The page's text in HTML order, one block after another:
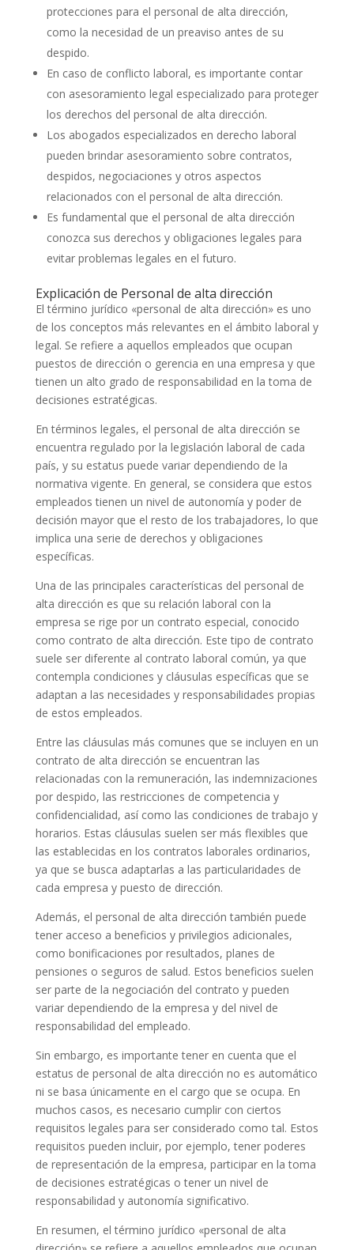
protecciones para el personal de alta dirección,
como la necesidad de un preaviso antes de su
despido.
En caso de conflicto laboral, es importante contar
con asesoramiento legal especializado para proteger
los derechos del personal de alta dirección.
Los abogados especializados en derecho laboral
pueden brindar asesoramiento sobre contratos,
despidos, negociaciones y otros aspectos
relacionados con el personal de alta dirección.
Es fundamental que el personal de alta dirección
conozca sus derechos y obligaciones legales para
evitar problemas legales en el futuro.
Explicación de Personal de alta dirección
El término jurídico «personal de alta dirección» es uno
de los conceptos más relevantes en el ámbito laboral y
legal. Se refiere a aquellos empleados que ocupan
puestos de dirección o gerencia en una empresa y que
tienen un alto grado de responsabilidad en la toma de
decisiones estratégicas.
En términos legales, el personal de alta dirección se
encuentra regulado por la legislación laboral de cada
país, y su estatus puede variar dependiendo de la
normativa vigente. En general, se considera que estos
empleados tienen un nivel de autonomía y poder de
decisión mayor que el resto de los trabajadores, lo que
implica una serie de derechos y obligaciones
específicas.
Una de las principales características del personal de
alta dirección es que su relación laboral con la
empresa se rige por un contrato especial, conocido
como contrato de alta dirección. Este tipo de contrato
suele ser diferente al contrato laboral común, ya que
contempla condiciones y cláusulas específicas que se
adaptan a las necesidades y responsabilidades propias
de estos empleados.
Entre las cláusulas más comunes que se incluyen en un
contrato de alta dirección se encuentran las
relacionadas con la remuneración, las indemnizaciones
por despido, las restricciones de competencia y
confidencialidad, así como las condiciones de trabajo y
horarios. Estas cláusulas suelen ser más flexibles que
las establecidas en los contratos laborales ordinarios,
ya que se busca adaptarlas a las particularidades de
cada empresa y puesto de dirección.
Además, el personal de alta dirección también puede
tener acceso a beneficios y privilegios adicionales,
como bonificaciones por resultados, planes de
pensiones o seguros de salud. Estos beneficios suelen
ser parte de la negociación del contrato y pueden
variar dependiendo de la empresa y del nivel de
responsabilidad del empleado.
Sin embargo, es importante tener en cuenta que el
estatus de personal de alta dirección no es automático
ni se basa únicamente en el cargo que se ocupa. En
muchos casos, es necesario cumplir con ciertos
requisitos legales para ser considerado como tal. Estos
requisitos pueden incluir, por ejemplo, tener poderes
de representación de la empresa, participar en la toma
de decisiones estratégicas o tener un nivel de
responsabilidad y autonomía significativo.
En resumen, el término jurídico «personal de alta